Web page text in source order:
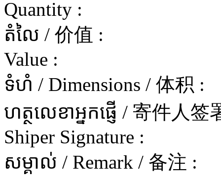
Quantity :
តំលៃ / 价值 :
Value :
ទំហំ / Dimensions / 体积 :
ហត្ថលេខាអ្នកផ្ញើ / 寄件人
Shiper Signature :
សម្គាល់ / Remark / 备注 :